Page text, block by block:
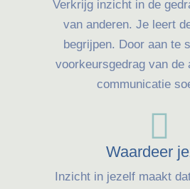
Verkrijg inzicht in de
van anderen. Je leert
begrijpen. Door aan te
voorkeursgedrag van de
communicatie
Waardeer
Inzicht in jezelf maakt